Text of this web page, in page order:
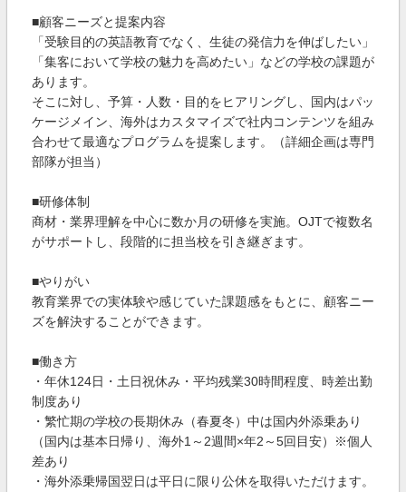
■顧客ニーズと提案内容
「受験目的の英語教育でなく、生徒の発信力を伸ばしたい」
「集客において学校の魅力を高めたい」などの学校の課題が
あります。
そこに対し、予算・人数・目的をヒアリングし、国内はパッ
ケージメイン、海外はカスタマイズで社内コンテンツを組み
合わせて最適なプログラムを提案します。（詳細企画は専門
部隊が担当）
■研修体制
商材・業界理解を中心に数か月の研修を実施。OJTで複数名
がサポートし、段階的に担当校を引き継ぎます。
■やりがい
教育業界での実体験や感じていた課題感をもとに、顧客ニー
ズを解決することができます。
■働き方
・年休124日・土日祝休み・平均残業30時間程度、時差出勤
制度あり
・繁忙期の学校の長期休み（春夏冬）中は国内外添乗あり
（国内は基本日帰り、海外1～2週間×年2～5回目安）※個人
差あり
・海外添乗帰国翌日は平日に限り公休を取得いただけます。